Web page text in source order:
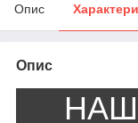
Опис
Опис